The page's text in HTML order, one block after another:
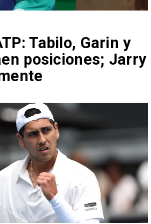
Tabilo, Garin y
posiciones; Jarry